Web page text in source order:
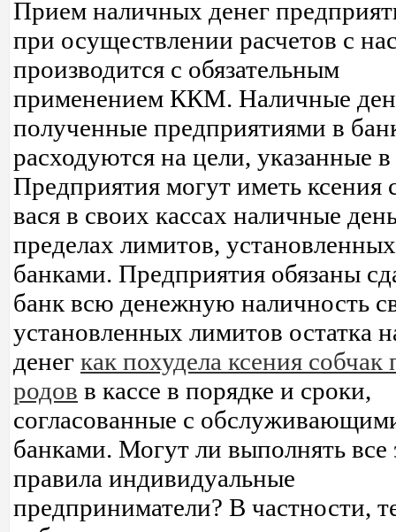
Прием наличных денег
при осуществлении расчетов с
производится с обязательным
применением ККМ. Наличные
полученные предприятиями в
расходуются на цели, указанные в
Предприятия могут иметь ксения
вася в своих кассах наличные
пределах лимитов, установленных
банками. Предприятия обязаны
банк всю денежную наличность
установленных лимитов остатка
денег как похудела ксения собчак
родов в кассе в порядке и сроки,
согласованные с
банками. Могут ли выполнять все
правила индивидуальные
предприниматели? В частности,